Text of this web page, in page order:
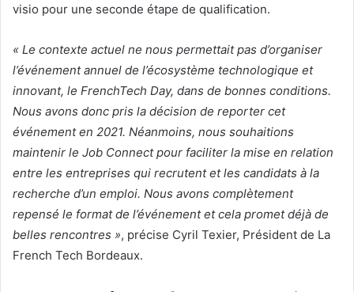
visio pour une seconde étape de qualification.
« Le contexte actuel ne nous permettait pas d’organiser
l’événement annuel de l’écosystème technologique et
innovant, le FrenchTech Day, dans de bonnes conditions.
Nous avons donc pris la décision de reporter cet
événement en 2021. Néanmoins, nous souhaitions
maintenir le Job Connect pour faciliter la mise en relation
entre les entreprises qui recrutent et les candidats à la
recherche d’un emploi. Nous avons complètement
repensé le format de l’événement et cela promet déjà de
belles rencontres », précise Cyril Texier, Président de La
French Tech Bordeaux.